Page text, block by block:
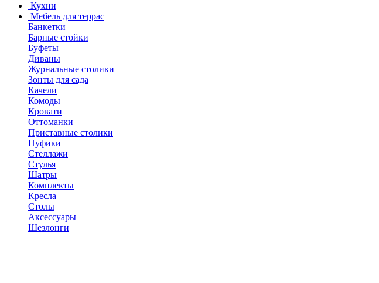
Кухни
Мебель для террас
Банкетки
Барные стойки
Буфеты
Диваны
Журнальные столики
Зонты для сада
Качели
Комоды
Кровати
Оттоманки
Приставные столики
Пуфики
Стеллажи
Стулья
Шатры
Комплекты
Кресла
Столы
Аксессуары
Шезлонги